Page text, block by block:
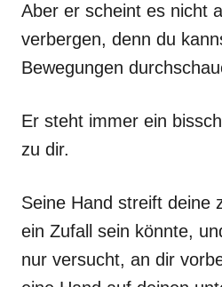
Aber er scheint es nicht
verbergen, denn du
Bewegungen
Er steht immer ein
zu dir.
Seine Hand streift deine
ein Zufall sein könnte,
nur versucht, an dir